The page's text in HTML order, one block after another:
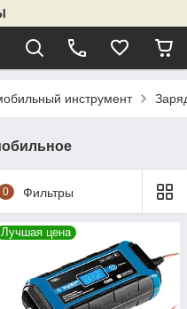
инструмент
0 Фильтры
Лучшая цена